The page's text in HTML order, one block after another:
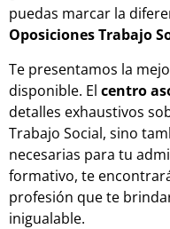
puedas marcar la
Oposiciones Trabajo
Te presentamos la
disponible. El centro
detalles exhaustivos
Trabajo Social, sino
necesarias para tu
formativo, te
profesión que te
inigualable.